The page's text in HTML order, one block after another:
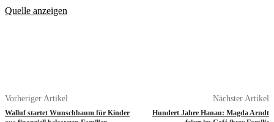
Quelle anzeigen
Vorheriger Artikel
Walluf startet Wunschbaum für Kinder
Nächster Artikel
Hundert Jahre Hanau: Magda Arndt